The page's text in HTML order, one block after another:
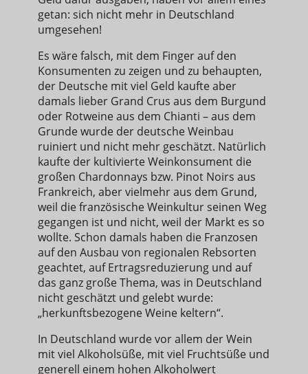
getan: sich nicht mehr in Deutschland
umgesehen!
Es wäre falsch, mit dem Finger auf den
Konsumenten zu zeigen und zu behaupten,
der Deutsche mit viel Geld kaufte aber
damals lieber Grand Crus aus dem Burgund
oder Rotweine aus dem Chianti – aus dem
Grunde wurde der deutsche Weinbau
ruiniert und nicht mehr geschätzt. Natürlich
kaufte der kultivierte Weinkonsument die
großen Chardonnays bzw. Pinot Noirs aus
Frankreich, aber vielmehr aus dem Grund,
weil die französische Weinkultur seinen Weg
gegangen ist und nicht, weil der Markt es so
wollte. Schon damals haben die Franzosen
auf den Ausbau von regionalen Rebsorten
geachtet, auf Ertragsreduzierung und auf
das ganz große Thema, was in Deutschland
nicht geschätzt und gelebt wurde:
„herkunftsbezogene Weine keltern“.
In Deutschland wurde vor allem der Wein
mit viel Alkoholsüße, mit viel Fruchtsüße und
generell einem hohen Alkoholwert